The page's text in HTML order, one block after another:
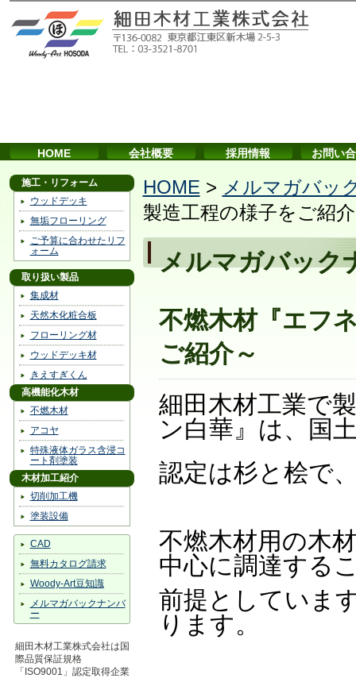
HOME 会社概要 採用情報 お問い
施工・リフォーム
ウッドデッキ
無垢フローリング
ご予算に合わせたリフ
ォーム
取り扱い製品
集成材
天然木化粧合板
フローリング材
ウッドデッキ材
きえすぎくん
高機能化木材
不燃木材
アコヤ
特殊液体ガラス含浸コ
ート剤塗装
木材加工紹介
切削加工機
塗装設備
CAD
無料カタログ請求
Woody-Art豆知識
メルマガバックナンバ
ー
細田木材工業株式会社は国
際品質保証規格
「ISO9001」認定取得企業
HOME > メルマガバッ
製造工程の様子をご紹
メルマガバック
不燃木材『エフ
ご紹介～
細田木材工業で
ン白華』は、
国
認定は杉と桧で
不燃木材用の木
中心に調達する
前提としていま
ります。